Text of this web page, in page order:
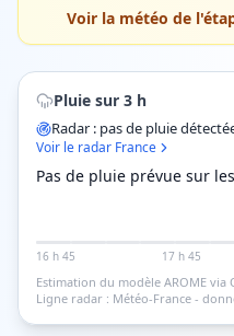
Voir la météo de
Pluie sur 3 h
Radar : pas de pluie
Voir le radar France
Pas de pluie prévue sur
16 h 45 17 h 45
Estimation du modèle AROME
Ligne radar : Météo-France -